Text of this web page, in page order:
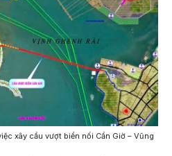
xây cầu vượt biển nối Cần Giờ – Vũng